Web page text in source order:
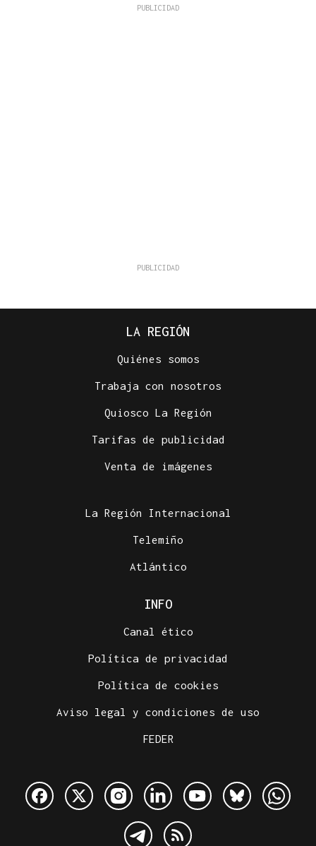
LA REGIÓN
Quiénes somos
Trabaja con nosotros
Quiosco La Región
Tarifas de publicidad
Venta de imágenes
La Región Internacional
Telemiño
Atlántico
INFO
Canal ético
Política de privacidad
Política de cookies
Aviso legal y condiciones de uso
FEDER